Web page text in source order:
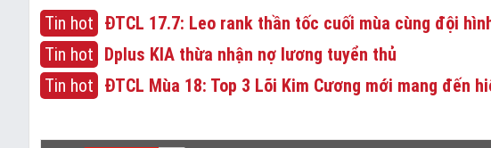
Tin hot ĐTCL 17.7: Leo rank thần tốc cuối mùa cùng đội
Tin hot Dplus KIA thừa nhận nợ lương tuyển thủ
Tin hot ĐTCL Mùa 18: Top 3 Lõi Kim Cương mới mang đến